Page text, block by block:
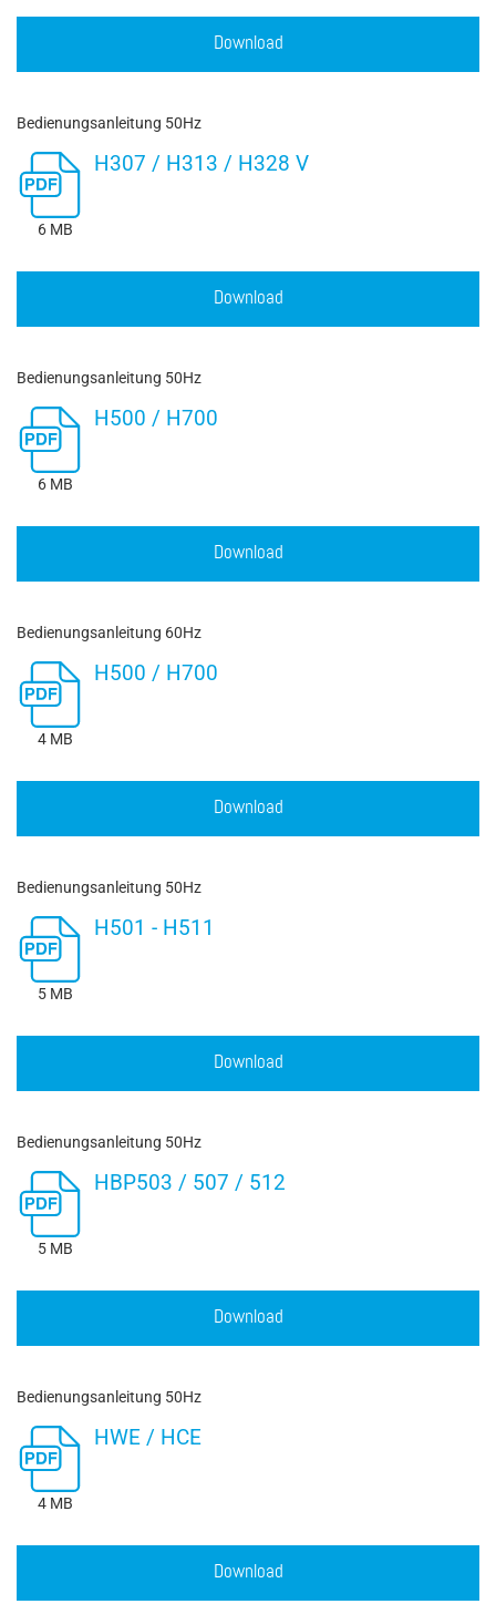
Download
Bedienungsanleitung 50Hz
6 MB
H307 / H313 / H328 V
Download
Bedienungsanleitung 50Hz
6 MB
H500 / H700
Download
Bedienungsanleitung 60Hz
4 MB
H500 / H700
Download
Bedienungsanleitung 50Hz
5 MB
H501 - H511
Download
Bedienungsanleitung 50Hz
5 MB
HBP503 / 507 / 512
Download
Bedienungsanleitung 50Hz
4 MB
HWE / HCE
Download